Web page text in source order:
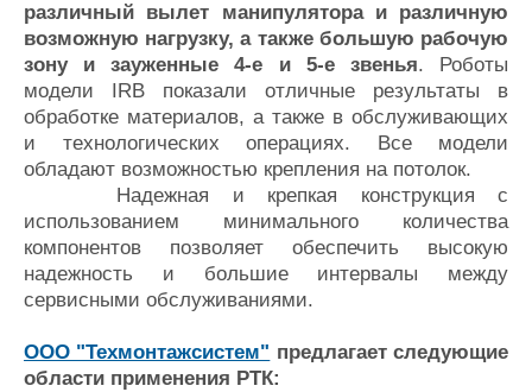
различный вылет манипулятора и различную
возможную нагрузку, а также большую рабочую
зону и зауженные 4-е и 5-е звенья. Роботы
модели IRB показали отличные результаты в
обработке материалов, а также в обслуживающих
и технологических операциях. Все модели
обладают возможностью крепления на потолок.
Надежная и крепкая конструкция с
использованием минимального количества
компонентов позволяет обеспечить высокую
надежность и большие интервалы между
сервисными обслуживаниями.
ООО "Техмонтажсистем" предлагает следующие
области применения РТК: